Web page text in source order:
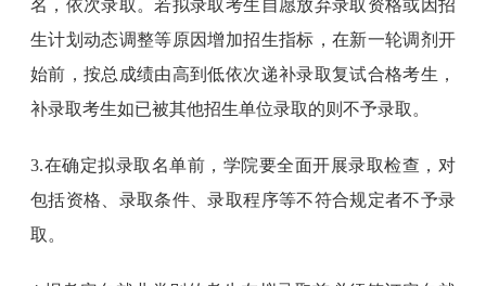
名，依次录取。若拟录取考生自愿放弃录取资格或因招
生计划动态调整等原因增加招生指标，在新一轮调剂开
始前，按总成绩由高到低依次递补录取复试合格考生，
补录取考生如已被其他招生单位录取的则不予录取。
3.在确定拟录取名单前，学院要全面开展录取检查，对
包括资格、录取条件、录取程序等不符合规定者不予录
取。